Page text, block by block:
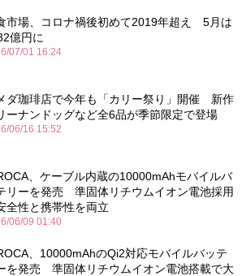
市場、コロナ禍後初めて2019年超え 5月は
億円に
07/01 16:24
ダ珈琲店で今年も「カリー祭り」開催 新作
ーナンドッグなど全6品が季節限定で登場
06/16 15:52
、ケーブル内蔵の10000mAhモバイルバ
リーを発売 準固体リチウムイオン電池採用
全性と携帯性を両立
06/09 01:40
、10000mAhのQi2対応モバイルバッテ
を発売 準固体リチウムイオン電池搭載で大